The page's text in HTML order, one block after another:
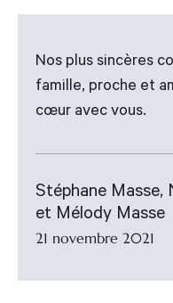
Nos plus sincères
famille, proche et
cœur avec vous.
Stéphane Masse,
et Mélody Masse
21 novembre 2021